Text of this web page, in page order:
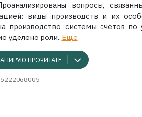
вопросы,
виды производств и их
производство, системы счетов по
уделено роли...Ещё
ПРОЧИТАТЬ
5222068005